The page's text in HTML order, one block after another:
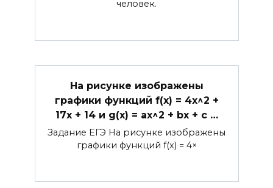
человек.
На рисунке изображены
графики функций f(x) = 4x^2 +
17x + 14 и g(x) = ax^2 + bx + c …
Задание ЕГЭ На рисунке изображены
графики функций f(x) = 4×